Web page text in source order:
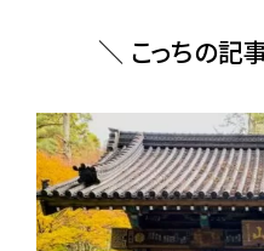
＼ こっちの記